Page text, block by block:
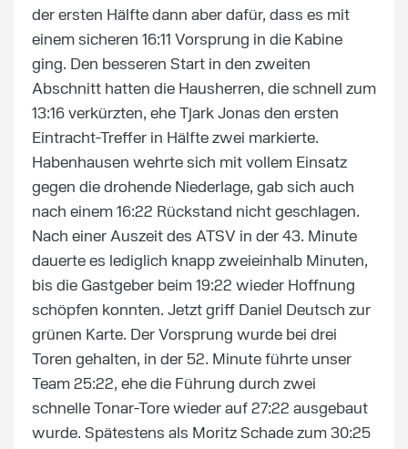
der ersten Hälfte dann aber dafür, dass es mit
einem sicheren 16:11 Vorsprung in die Kabine
ging. Den besseren Start in den zweiten
Abschnitt hatten die Hausherren, die schnell zum
13:16 verkürzten, ehe Tjark Jonas den ersten
Eintracht-Treffer in Hälfte zwei markierte.
Habenhausen wehrte sich mit vollem Einsatz
gegen die drohende Niederlage, gab sich auch
nach einem 16:22 Rückstand nicht geschlagen.
Nach einer Auszeit des ATSV in der 43. Minute
dauerte es lediglich knapp zweieinhalb Minuten,
bis die Gastgeber beim 19:22 wieder Hoffnung
schöpfen konnten. Jetzt griff Daniel Deutsch zur
grünen Karte. Der Vorsprung wurde bei drei
Toren gehalten, in der 52. Minute führte unser
Team 25:22, ehe die Führung durch zwei
schnelle Tonar-Tore wieder auf 27:22 ausgebaut
wurde. Spätestens als Moritz Schade zum 30:25